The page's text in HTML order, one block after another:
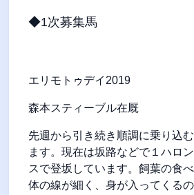
◆1次募集馬
エリモトゥデイ 2019
森本スティーブル在厩
先週から引き続き順調に乗り込
ます。現在は坂路などで１ハロン
スで登坂しています。飼葉の食べ
体の線が細く、身が入ってくる